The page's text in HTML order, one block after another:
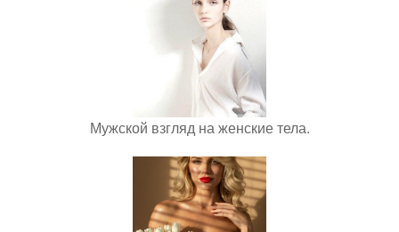
Мужской взгляд на женские тела.